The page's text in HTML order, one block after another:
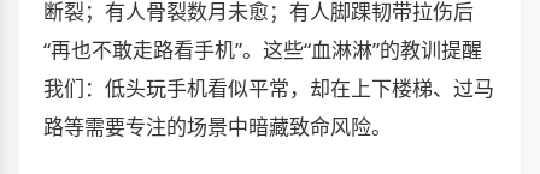
断裂；有人骨裂数月未愈；有人脚踝韧带拉伤后
“再也不敢走路看手机”。这些“血淋淋”的教训提醒
我们：低头玩手机看似平常，却在上下楼梯、过马
路等需要专注的场景中暗藏致命风险。